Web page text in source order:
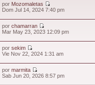
por Mozomaletas
Dom Jul 14, 2024 7:40 pm
porchamarran
Mar May 23, 2023 12:09 pm
porsekim
Vie Nov 22, 2024 1:31 am
pormarmita
Sab Jun 20, 2026 8:57 pm